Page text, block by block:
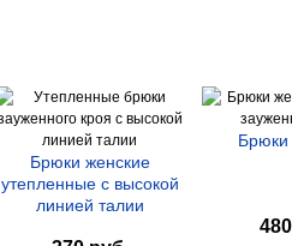
Брюки женские
утепленные с высокой
линией талии
Брюки